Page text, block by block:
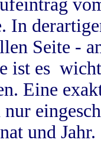
In
Seite -
ist es
Eine
nur
und Jahr.